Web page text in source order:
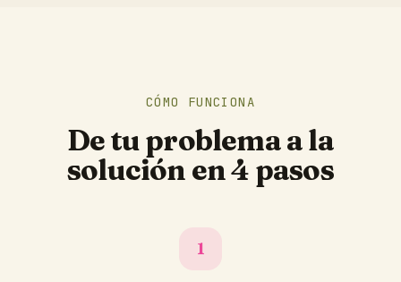
CÓMO FUNCIONA
De tu problema a la
solución en 4 pasos
1